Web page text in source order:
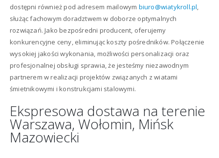
dostępni również pod adresem mailowym biuro@wiatykroll.pl,
służąc fachowym doradztwem w doborze optymalnych
rozwiązań. Jako bezpośredni producent, oferujemy
konkurencyjne ceny, eliminując koszty pośredników. Połączenie
wysokiej jakości wykonania, możliwości personalizacji oraz
profesjonalnej obsługi sprawia, że jesteśmy niezawodnym
partnerem w realizacji projektów związanych z wiatami
śmietnikowymi i konstrukcjami stalowymi.
Ekspresowa dostawa na terenie
Warszawa, Wołomin, Mińsk
Mazowiecki